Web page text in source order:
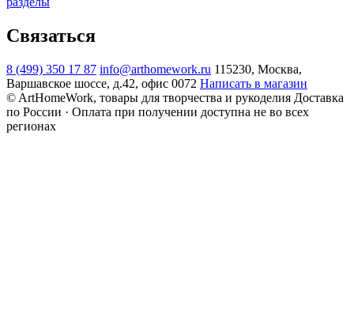
Связаться
8 (499) 350 17 87 info@arthomework.ru 115230, Москва,
Варшавское шоссе, д.42, офис 0072 Написать в магазин
© ArtHomeWork, товары для творчества и рукоделия Доставка
по России · Оплата при получении доступна не во всех
регионах